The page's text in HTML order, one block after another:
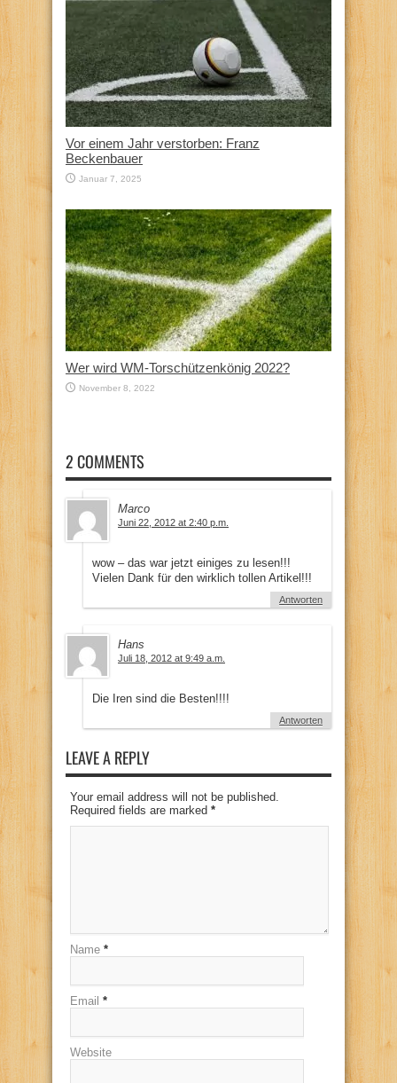
Vor einem Jahr verstorben: Franz
Beckenbauer
Januar 7, 2025
Wer wird WM-Torschützenkönig 2022?
November 8, 2022
2 COMMENTS
Marco
Juni 22, 2012 at 2:40 p.m.
wow – das war jetzt einiges zu lesen!!!
Vielen Dank für den wirklich tollen Artikel!!!
Antworten
Hans
Juli 18, 2012 at 9:49 a.m.
Die Iren sind die Besten!!!!
Antworten
LEAVE A REPLY
Your email address will not be published.
Required fields are marked *
Name *
Email *
Website